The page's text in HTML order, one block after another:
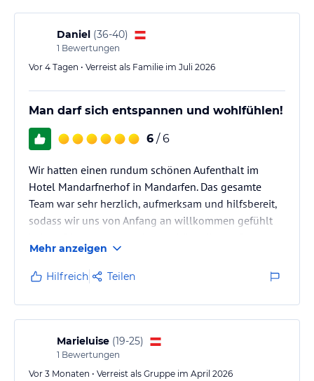
Daniel (36-40)
1 Bewertungen
Vor 4 Tagen • Verreist als Familie im Juli 2026
Man darf sich entspannen und wohlfühlen!
6 / 6
Wir hatten einen rundum schönen Aufenthalt im
Hotel Mandarfnerhof in Mandarfen. Das gesamte
Team war sehr herzlich, aufmerksam und hilfsbereit,
sodass wir uns von Anfang an willkommen gefühlt
und gemütlichen Zimmer sowie die wunderschöne
Umgebung haben unseren Aufenthalt besonders
erholsam gemacht. Auch das Essen (Glutenfrei) und
der freundliche Service haben uns sehr gut gefallen.
Ein tolles Hotel für eine entspannte Auszeit in den
Bergen – wir kommen gerne wieder…
Mehr anzeigen
Hilfreich Teilen
Marieluise (19-25)
1 Bewertungen
Vor 3 Monaten • Verreist als Gruppe im April 2026